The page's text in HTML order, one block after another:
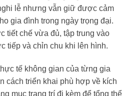
lễ nhưng vẫn giữ được cảm
gia đình trong ngày trọng đại.
tiết chế vừa đủ, tập trung vào
tiếp và chỉn chu khi lên hình.
tế không gian của từng gia
cách triển khai phù hợp về kích
mục trang trí đi kèm để tổng thể